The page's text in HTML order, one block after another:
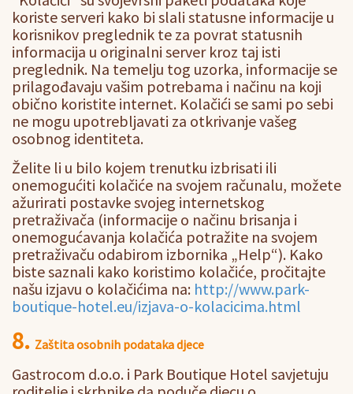
koriste serveri kako bi slali statusne informacije u
korisnikov preglednik te za povrat statusnih
informacija u originalni server kroz taj isti
preglednik. Na temelju tog uzorka, informacije se
prilagođavaju vašim potrebama i načinu na koji
obično koristite internet. Kolačići se sami po sebi
ne mogu upotrebljavati za otkrivanje vašeg
osobnog identiteta.
Želite li u bilo kojem trenutku izbrisati ili
onemogućiti kolačiće na svojem računalu, možete
ažurirati postavke svojeg internetskog
pretraživača (informacije o načinu brisanja i
onemogućavanja kolačića potražite na svojem
pretraživaču odabirom izbornika „Help“). Kako
biste saznali kako koristimo kolačiće, pročitajte
našu izjavu o kolačićima na: http://www.park-
boutique-hotel.eu/izjava-o-kolacicima.html
8. Zaštita osobnih podataka djece
Gastrocom d.o.o. i Park Boutique Hotel savjetuju